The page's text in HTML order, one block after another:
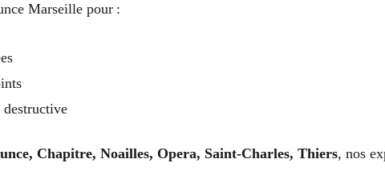
Marseille pour :
Chapitre, Noailles, Opera, Saint-Charles, Thiers, nos